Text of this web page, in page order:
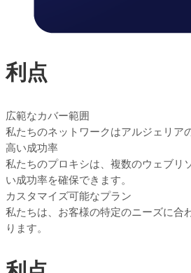
利点
広範なカバー範囲
私たちのネットワークはアルジェリア
高い成功率
私たちのプロキシは、複数のウェブリ
い成功率を確保できます。
カスタマイズ可能なプラン
私たちは、お客様の特定のニーズに合
ります。